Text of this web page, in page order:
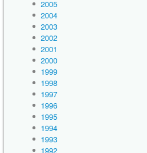
2005
2004
2003
2002
2001
2000
1999
1998
1997
1996
1995
1994
1993
1992